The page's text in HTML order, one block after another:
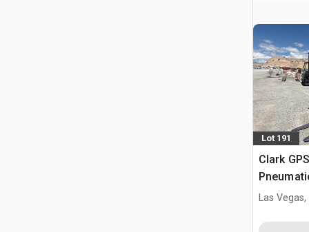
Lot 191
Clark
Las Vegas,